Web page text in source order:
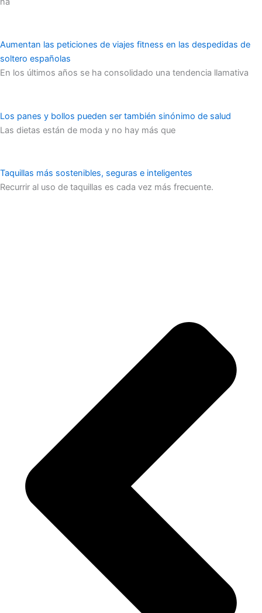
Aumentan las peticiones de viajes fitness en las despedidas de
soltero españolas
En los últimos años se ha consolidado una tendencia llamativa
Los panes y bollos pueden ser también sinónimo de salud
Las dietas están de moda y no hay más que
Taquillas más sostenibles, seguras e inteligentes
Recurrir al uso de taquillas es cada vez más frecuente.